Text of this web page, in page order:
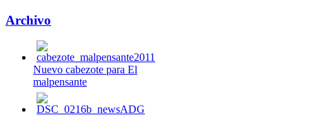
Archivo
Nuevo cabezote para El
malpensante